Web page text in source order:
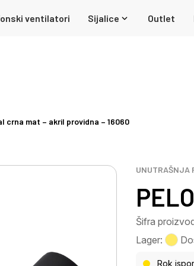
ventilatori Sijalice Outlet
crna mat – akril providna – 16060
UNUTRAŠNJA
Šifra
Lager:
Rok